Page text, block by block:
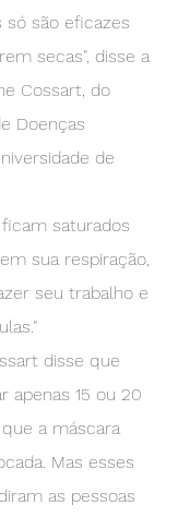
só são eficazes
secas", disse a
Cossart, do
Doenças
de
saturados
sua respiração,
seu trabalho e
disse que
apenas 15 ou 20
a máscara
Mas esses
as pessoas